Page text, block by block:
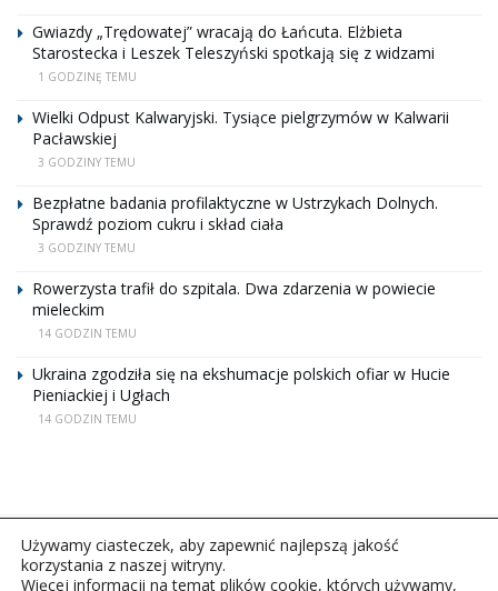
Gwiazdy „Trędowatej” wracają do Łańcuta. Elżbieta
Starostecka i Leszek Teleszyński spotkają się z widzami
1 GODZINĘ TEMU
Wielki Odpust Kalwaryjski. Tysiące pielgrzymów w Kalwarii
Pacławskiej
3 GODZINY TEMU
Bezpłatne badania profilaktyczne w Ustrzykach Dolnych.
Sprawdź poziom cukru i skład ciała
3 GODZINY TEMU
Rowerzysta trafił do szpitala. Dwa zdarzenia w powiecie
mieleckim
14 GODZIN TEMU
Ukraina zgodziła się na ekshumacje polskich ofiar w Hucie
Pieniackiej i Ugłach
14 GODZIN TEMU
Używamy ciasteczek, aby zapewnić najlepszą jakość
korzystania z naszej witryny.
Więcej informacji na temat plików cookie, których używamy,